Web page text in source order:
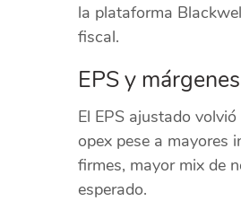
la plataforma
fiscal.
EPS y
El EPS ajustado
opex pese a mayores
firmes, mayor mix de
esperado.